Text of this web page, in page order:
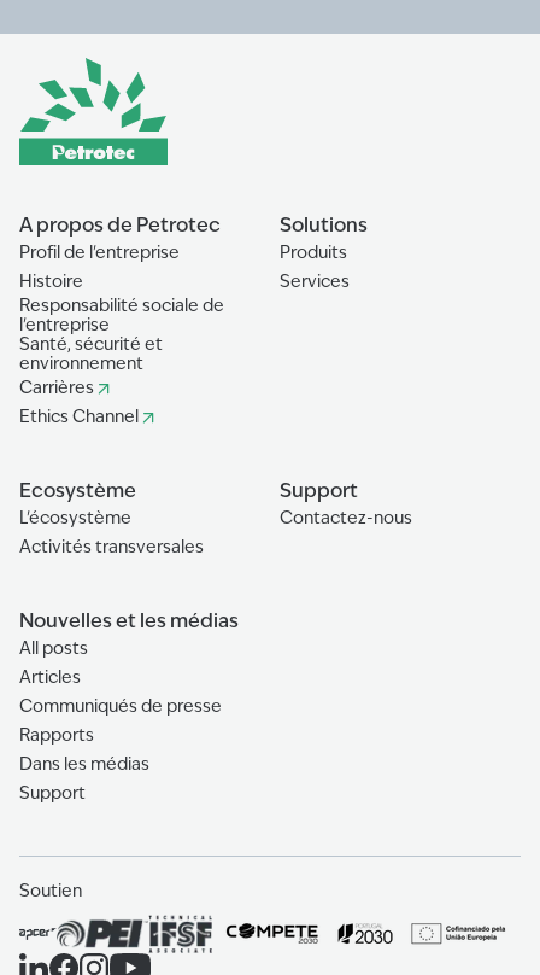
A propos de Petrotec
Profil de l'entreprise
Histoire
Responsabilité sociale de
l'entreprise
Santé, sécurité et
environnement
Carrières
Ethics Channel
Solutions
Produits
Services
Ecosystème
L'écosystème
Activités transversales
Support
Contactez-nous
Nouvelles et les médias
All posts
Articles
Communiqués de presse
Rapports
Dans les médias
Support
Soutien